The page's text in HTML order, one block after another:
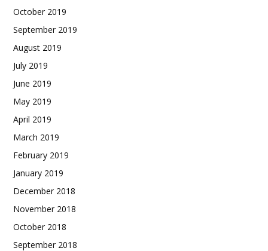
October 2019
September 2019
August 2019
July 2019
June 2019
May 2019
April 2019
March 2019
February 2019
January 2019
December 2018
November 2018
October 2018
September 2018